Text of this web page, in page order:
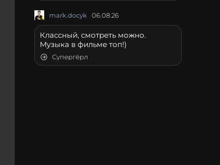
mark.docyk 06.08.26
Классный, смотреть можно.
Музыка в фильме топ!)
Супергёрл